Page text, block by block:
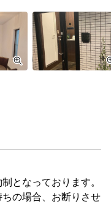
となっております。
の場合、お断りさせ